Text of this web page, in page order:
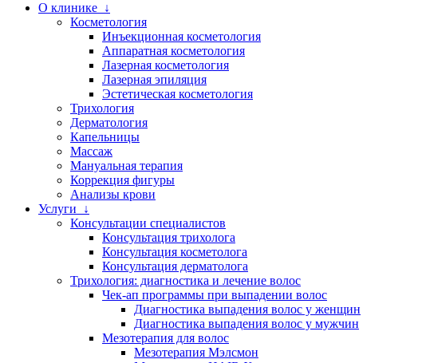
О клинике ↓
Косметология
Инъекционная косметология
Аппаратная косметология
Лазерная косметология
Лазерная эпиляция
Эстетическая косметология
Трихология
Дерматология
Капельницы
Массаж
Мануальная терапия
Коррекция фигуры
Анализы крови
Услуги ↓
Консультации специалистов
Консультация трихолога
Консультация косметолога
Консультация дерматолога
Трихология: диагностика и лечение волос
Чек-ап программы при выпадении волос
Диагностика выпадения волос у женщин
Диагностика выпадения волос у мужчин
Мезотерапия для волос
Мезотерапия Мэлсмон